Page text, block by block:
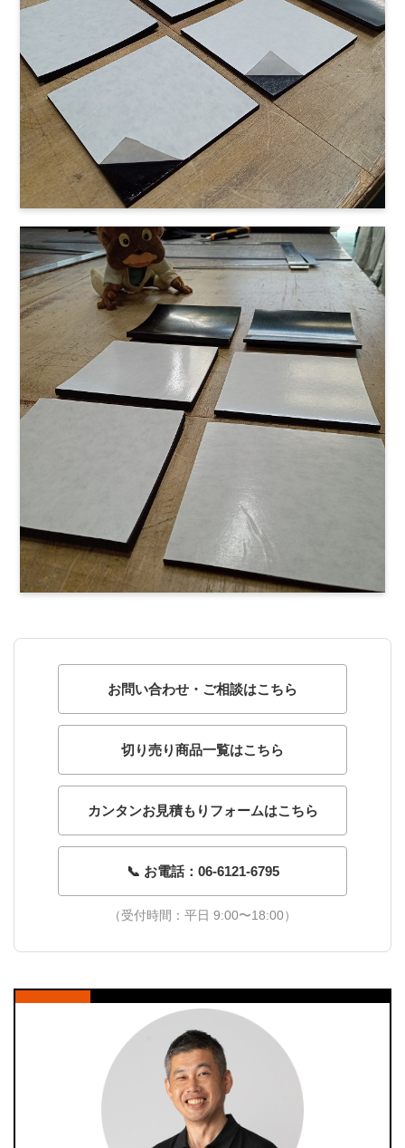
お問い合わせ・ご相談はこちら
切り売り商品一覧はこちら
カンタンお見積もりフォームはこちら
📞 お電話：06-6121-6795
（受付時間：平日 9:00〜18:00）